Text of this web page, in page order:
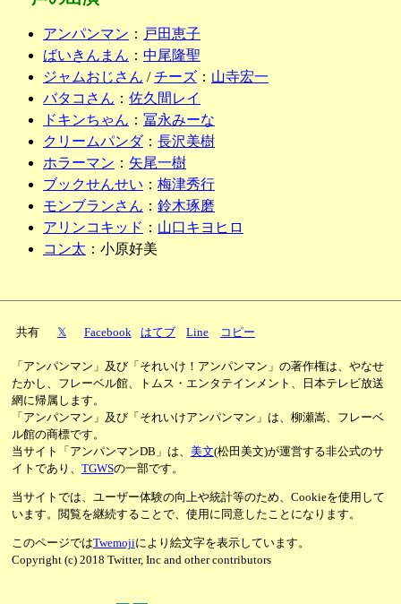
アンパンマン ： 戸田恵子
ばいきんまん ： 中尾隆聖
ジャムおじさん /チーズ ： 山寺宏一
バタコさん ： 佐久間レイ
ドキンちゃん ： 冨永みーな
クリームパンダ： 長沢美樹
ホラーマン ： 矢尾一樹
ブックせんせい ： 梅津秀行
モンブランさん ： 鈴木琢磨
アリンコキッド ： 山口キヨヒロ
コン太 ：小原好美
共有 𝕏 Facebook はてブ Line コピー
「アンパンマン」及び「それいけ！アンパンマン」の著作権は、やなせ
たかし、フレーベル館、トムス・エンタテインメント、日本テレビ放送
網に帰属します。
「アンパンマン」及び「それいけアンパンマン」は、柳瀬嵩、フレーベ
ル館の商標です。
当サイト「アンパンマンDB」は、 美文(松田美文)が運営する非公式のサ
イトであり、 TGWSの一部です。
当サイトでは、ユーザー体験の向上や統計等のため、Cookieを使用して
います。閲覧を継続することで、使用に同意したことになります。
このページではTwemojiにより絵文字を表示しています。
Copyright (c) 2018 Twitter, Inc and other contributors